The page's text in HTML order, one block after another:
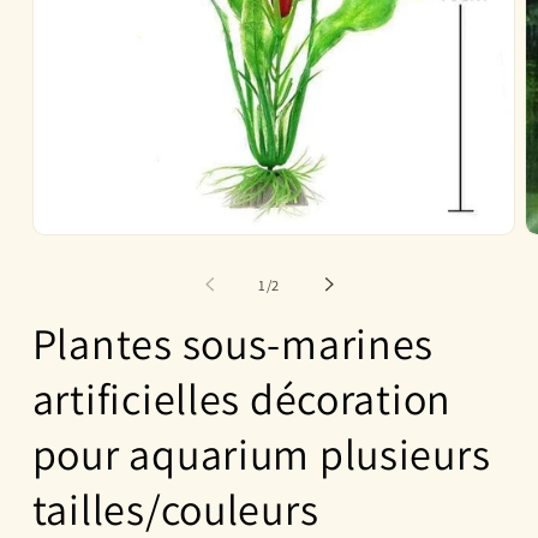
une
fenêtre
1/de
2
Plantes sous-marines
artificielles décoration
pour aquarium plusieurs
tailles/couleurs